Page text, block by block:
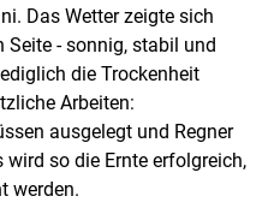
content
Das Wetter zeigte sich
- sonnig, stabil und
die Trockenheit
Arbeiten:
ausgelegt und Regner
so die Ernte erfolgreich,
werden.